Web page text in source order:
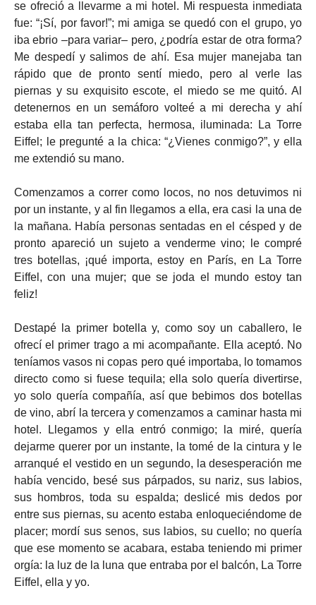
se ofreció a llevarme a mi hotel. Mi respuesta inmediata
fue: “¡Sí, por favor!”; mi amiga se quedó con el grupo, yo
iba ebrio –para variar– pero, ¿podría estar de otra forma?
Me despedí y salimos de ahí. Esa mujer manejaba tan
rápido que de pronto sentí miedo, pero al verle las
piernas y su exquisito escote, el miedo se me quitó. Al
detenernos en un semáforo volteé a mi derecha y ahí
estaba ella tan perfecta, hermosa, iluminada: La Torre
Eiffel; le pregunté a la chica: “¿Vienes conmigo?”, y ella
me extendió su mano.
Comenzamos a correr como locos, no nos detuvimos ni
por un instante, y al fin llegamos a ella, era casi la una de
la mañana. Había personas sentadas en el césped y de
pronto apareció un sujeto a venderme vino; le compré
tres botellas, ¡qué importa, estoy en París, en La Torre
Eiffel, con una mujer; que se joda el mundo estoy tan
feliz!
Destapé la primer botella y, como soy un caballero, le
ofrecí el primer trago a mi acompañante. Ella aceptó. No
teníamos vasos ni copas pero qué importaba, lo tomamos
directo como si fuese tequila; ella solo quería divertirse,
yo solo quería compañía, así que bebimos dos botellas
de vino, abrí la tercera y comenzamos a caminar hasta mi
hotel. Llegamos y ella entró conmigo; la miré, quería
dejarme querer por un instante, la tomé de la cintura y le
arranqué el vestido en un segundo, la desesperación me
había vencido, besé sus párpados, su nariz, sus labios,
sus hombros, toda su espalda; deslicé mis dedos por
entre sus piernas, su acento estaba enloqueciéndome de
placer; mordí sus senos, sus labios, su cuello; no quería
que ese momento se acabara, estaba teniendo mi primer
orgía: la luz de la luna que entraba por el balcón, La Torre
Eiffel, ella y yo.